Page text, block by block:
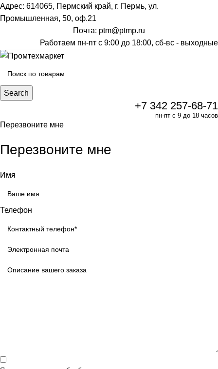
Адрес: 614065, Пермский край, г. Пермь, ул.
Промышленная, 50, оф.21
Почта: ptm@ptmp.ru
Работаем пн-пт с 9:00 до 18:00, сб-вс - выходные
Search
+7 342 257-68-71
пн-пт с 9 до 18 часов
Перезвоните мне
Перезвоните мне
Имя
Телефон